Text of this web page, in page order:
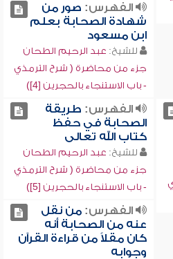
الفهرس: صور من
شهادة الصحابة بعلم
ابن مسعود
للشيخ: عبد الرحيم الطحان
جزء من محاضرة ( شرح الترمذي
- باب الاستنجاء بالحجرين [4])
الفهرس: طريقة
الصحابة في حفظ
كتاب الله تعالى
للشيخ: عبد الرحيم الطحان
جزء من محاضرة ( شرح الترمذي
- باب الاستنجاء بالحجرين [5])
الفهرس:من نقل
عنه من الصحابة أنه
كان مقلاً من قراءة القرآن
وجوابه